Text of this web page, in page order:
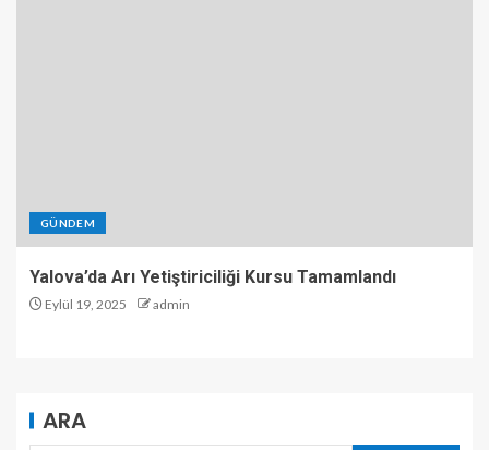
GÜNDEM
Yalova’da Arı Yetiştiriciliği Kursu Tamamlandı
Eylül 19, 2025 admin
ARA